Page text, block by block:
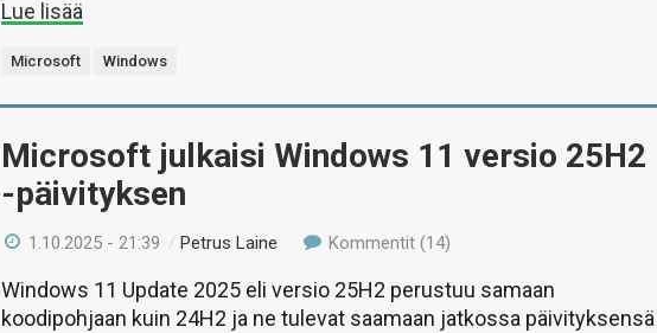
Lue lisää
Microsoft Windows
Microsoft julkaisi Windows 11 versio 25H2
-päivityksen
1.10.2025 - 21:39 /Petrus Laine Kommentit (14)
Windows 11 Update 2025 eli versio 25H2 perustuu samaan
koodipohjaan kuin 24H2 ja ne tulevat saamaan jatkossa päivityksensä